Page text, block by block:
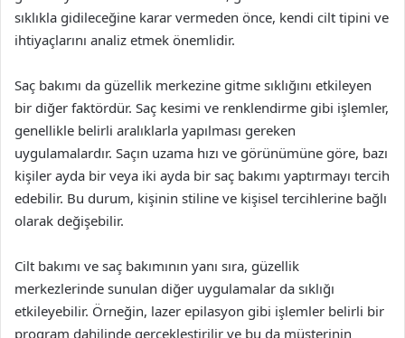
sıklıkla gidileceğine karar vermeden önce, kendi cilt tipini ve
ihtiyaçlarını analiz etmek önemlidir.
Saç bakımı da güzellik merkezine gitme sıklığını etkileyen
bir diğer faktördür. Saç kesimi ve renklendirme gibi işlemler,
genellikle belirli aralıklarla yapılması gereken
uygulamalardır. Saçın uzama hızı ve görünümüne göre, bazı
kişiler ayda bir veya iki ayda bir saç bakımı yaptırmayı tercih
edebilir. Bu durum, kişinin stiline ve kişisel tercihlerine bağlı
olarak değişebilir.
Cilt bakımı ve saç bakımının yanı sıra, güzellik
merkezlerinde sunulan diğer uygulamalar da sıklığı
etkileyebilir. Örneğin, lazer epilasyon gibi işlemler belirli bir
program dahilinde gerçekleştirilir ve bu da müşterinin